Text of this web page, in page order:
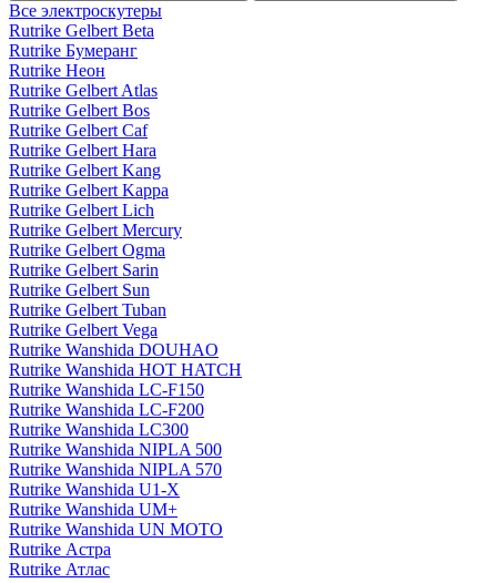
Все электро­скутеры
Rutrike Gelbert Beta
Rutrike Бумеранг
Rutrike Неон
Rutrike Gelbert Atlas
Rutrike Gelbert Bos
Rutrike Gelbert Caf
Rutrike Gelbert Hara
Rutrike Gelbert Kang
Rutrike Gelbert Kappa
Rutrike Gelbert Lich
Rutrike Gelbert Mercury
Rutrike Gelbert Ogma
Rutrike Gelbert Sarin
Rutrike Gelbert Sun
Rutrike Gelbert Tuban
Rutrike Gelbert Vega
Rutrike Wanshida DOUHAO
Rutrike Wanshida HOT HATCH
Rutrike Wanshida LC-F150
Rutrike Wanshida LC-F200
Rutrike Wanshida LC300
Rutrike Wanshida NIPLA 500
Rutrike Wanshida NIPLA 570
Rutrike Wanshida U1-X
Rutrike Wanshida UM+
Rutrike Wanshida UN MOTO
Rutrike Астра
Rutrike Атлас